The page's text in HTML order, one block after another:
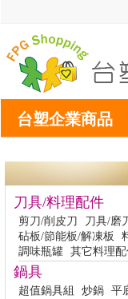
台塑企業商品
刀具/料理配件
剪刀/削皮刀
刀具/磨
砧板/節能板/解凍板
調味瓶罐 其它料理
鍋具
超值鍋具組 炒鍋 平